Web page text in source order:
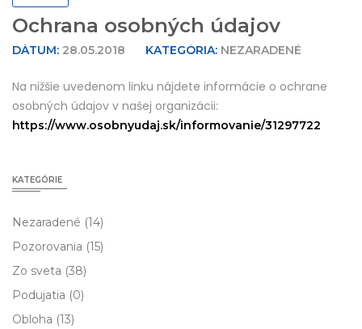
Ochrana osobných údajov
DÁTUM: 28.05.2018 KATEGÓRIA: NEZARADENÉ
Na nižšie uvedenom linku nájdete informácie o ochrane
osobných údajov v našej organizácii:
https://www.osobnyudaj.sk/informovanie/31297722
KATEGÓRIE
Nezaradené (14)
Pozorovania (15)
Zo sveta (38)
Podujatia (0)
Obloha (13)